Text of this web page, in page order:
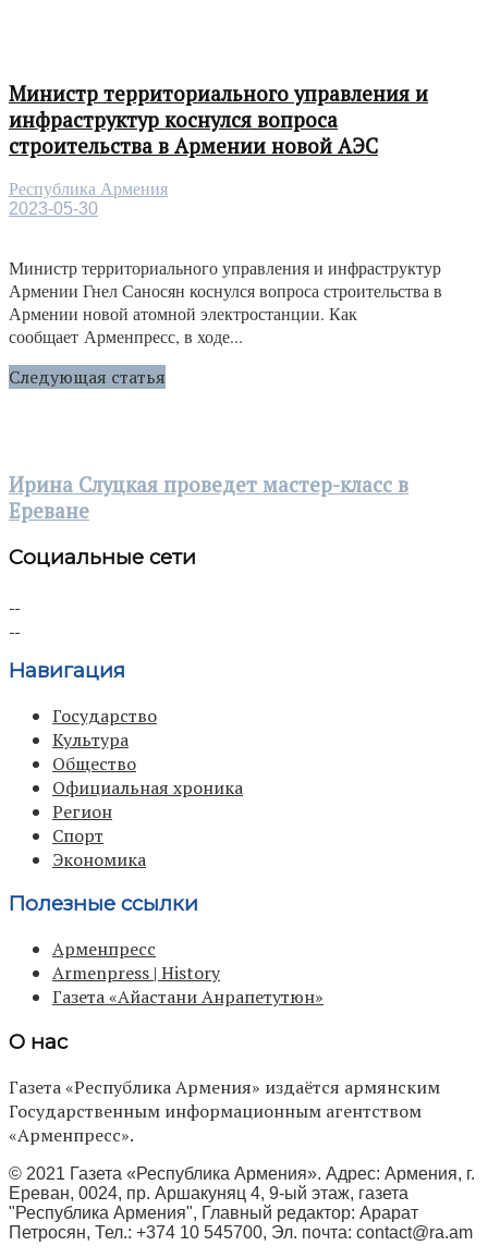
Министр территориального управления и
инфраструктур коснулся вопроса
строительства в Армении новой АЭС
Республика Армения
2023-05-30
Министр территориального управления и инфраструктур
Армении Гнел Саносян коснулся вопроса строительства в
Армении новой атомной электростанции. Как
сообщает Арменпресс, в ходе...
Следующая статья
Ирина Слуцкая проведет мастер-класс в
Ереване
Социальные сети
Навигация
Государство
Культура
Общество
Официальная хроника
Регион
Спорт
Экономика
Полезные ссылки
Арменпресс
Armenpress | History
Газета «Айастани Анрапетутюн»
О нас
Газета «Республика Армения» издаётся армянским
Государственным информационным агентством
«Арменпресс».
© 2021 Газета «Республика Армения». Адрес: Армения, г.
Ереван, 0024, пр. Аршакуняц 4, 9-ый этаж, газета
"Республика Армения", Главный редактор: Арарат
Петросян, Тел.: +374 10 545700, Эл. почта: contact@ra.am